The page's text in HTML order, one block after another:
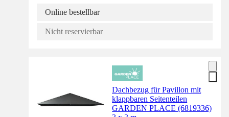
Online bestellbar
Nicht reservierbar
Dachbezug für Pavillon mit
klappbaren Seitenteilen
GARDEN PLACE (6819336)